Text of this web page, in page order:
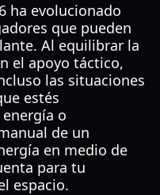
ha evolucionado
que pueden
Al equilibrar la
el apoyo táctico,
las situaciones
estés
o
de un
en medio de
para tu
espacio.